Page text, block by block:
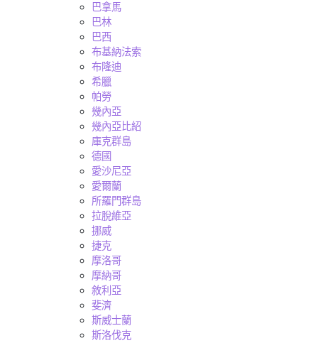
巴拿馬
巴林
巴西
布基納法索
布隆迪
希臘
帕勞
幾內亞
幾內亞比紹
庫克群島
德國
愛沙尼亞
愛爾蘭
所羅門群島
拉脫維亞
挪威
捷克
摩洛哥
摩納哥
敘利亞
斐濟
斯威士蘭
斯洛伐克